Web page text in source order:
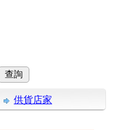
供貨店家